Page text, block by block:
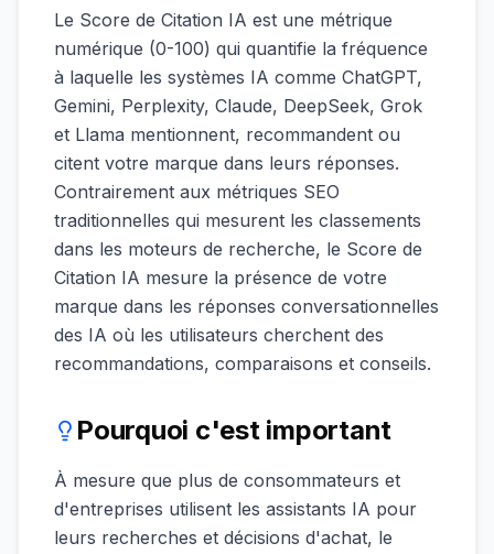
Intégrations
ANALYSEZ
Analytiques
Le Score de Citation IA est une métrique
numérique (0-100) qui quantifie la fréquence
à laquelle les systèmes IA comme ChatGPT,
Gemini, Perplexity, Claude, DeepSeek, Grok
et Llama mentionnent, recommandent ou
citent votre marque dans leurs réponses.
Contrairement aux métriques SEO
traditionnelles qui mesurent les classements
dans les moteurs de recherche, le Score de
Citation IA mesure la présence de votre
marque dans les réponses conversationnelles
des IA où les utilisateurs cherchent des
recommandations, comparaisons et conseils.
Pourquoi c'est important
À mesure que plus de consommateurs et
d'entreprises utilisent les assistants IA pour
leurs recherches et décisions d'achat, le